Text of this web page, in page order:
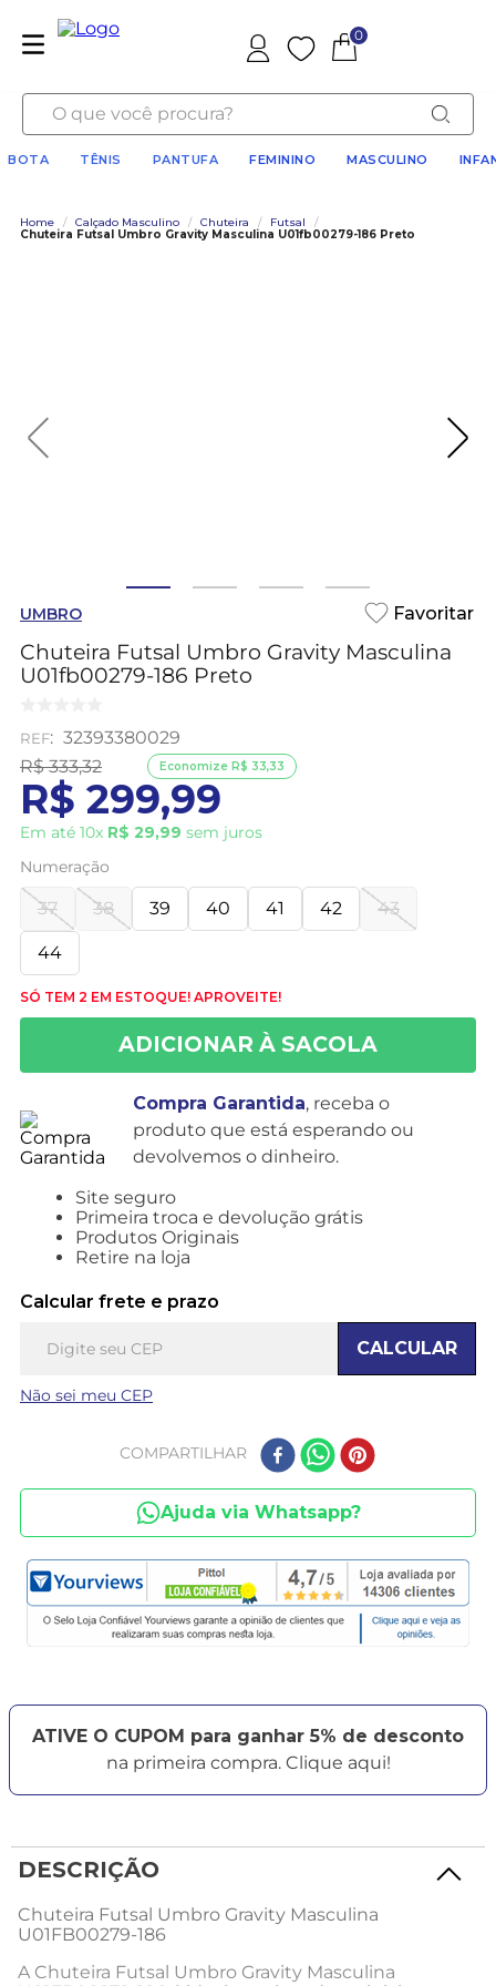
Favoritos
0
O que você procura?
BOTA TÊNIS PANTUFA FEMININO MASCULINO
Home / Calçado Masculino / Chuteira / Futsal
/
Chuteira Futsal Umbro Gravity Masculina U01fb00279-186 Preto
UMBRO
Chuteira Futsal Umbro Gravity Masculina
U01fb00279-186 Preto
: 32393380029
R$ 333,32
R$ 299,99
Em até 10x R$ 29,99 sem juros
Economize R$ 33,33
Numeração
37 38 39 40 41 42 43
44
SÓ TEM 2 EM ESTOQUE! APROVEITE!
Compra Garantida, receba o
produto que está esperando ou
devolvemos o dinheiro.
Site seguro
Primeira troca e devolução grátis
Produtos Originais
Retire na loja
Calcular frete e prazo
CALCULAR
Não sei meu CEP
COMPARTILHAR
Ajuda via Whatsapp?
ATIVE O CUPOM para ganhar 5% de desconto
na primeira compra. Clique aqui!
DESCRIÇÃO
Chuteira Futsal Umbro Gravity Masculina
U01FB00279-186
A Chuteira Futsal Umbro Gravity Masculina